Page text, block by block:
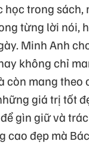
học trong sách,
từng lời nói,
Minh Anh
không chỉ
còn mang theo
giá trị tốt
gìn giữ và
cao đẹp mà